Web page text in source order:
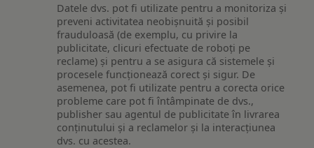
Datele dvs. pot fi utilizate pentru a monitoriza și
preveni activitatea neobișnuită și posibil
frauduloasă (de exemplu, cu privire la
publicitate, clicuri efectuate de roboți pe
reclame) și pentru a se asigura că sistemele și
procesele funcționează corect și sigur. De
asemenea, pot fi utilizate pentru a corecta orice
probleme care pot fi întâmpinate de dvs.,
publisher sau agentul de publicitate în livrarea
conținutului și a reclamelor și la interacțiunea
dvs. cu acestea.